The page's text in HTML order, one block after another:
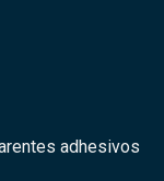
adhesivos